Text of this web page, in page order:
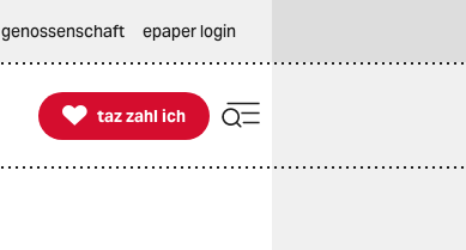
genossenschaft epaper login

taz zahl ich
taz zahl ich